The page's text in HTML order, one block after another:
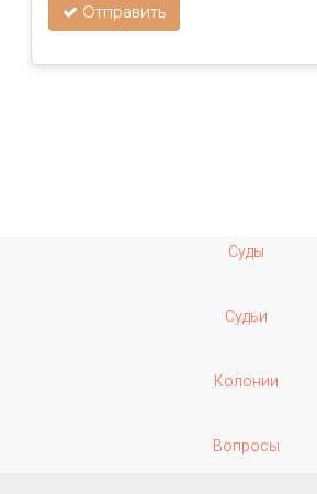
Отправить
Суды
Судьи
Колонии
Вопросы